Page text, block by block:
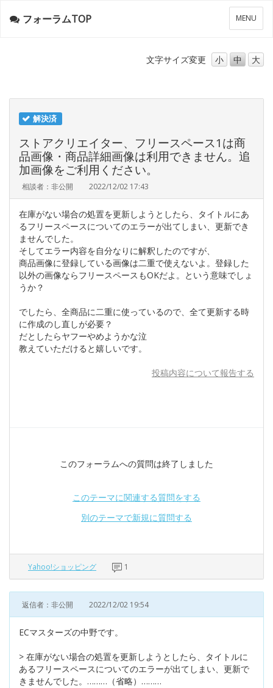
メ
ニ
ー
MENU
フォーラムTOP
文字サイズ変更 小 中 大
解決済
ストアクリエイター、フリースペース1は商
品画像・商品詳細画像は利用できません。追
加画像をご利用ください。
相談者：非公開 2022/12/02 17:43
在庫がない場合の処置を更新しようとしたら、タイトルにあ
るフリースペースについてのエラーが出てしまい、更新でき
ませんでした。
そしてエラー内容を自分なりに解釈したのですが、
商品画像に登録している画像は二重で使えないよ。登録した
以外の画像ならフリースペースもOKだよ。という意味でしょ
うか？
でしたら、全商品に二重に使っているので、全て更新する時
に作成のし直しが必要？
だとしたらヤフーやめようかな泣
教えていただけると嬉しいです。
投稿内容について報告する
このフォーラムへの質問は終了しました
このテーマに関連する質問をする
別のテーマで新規に質問する
Yahoo!ショッピング 1
返信者：非公開 2022/12/02 19:54
ECマスターズの中野です。
> 在庫がない場合の処置を更新しようとしたら、タイトルに
あるフリースペースについてのエラーが出てしまい、更新で
きませんでした。………（省略）………